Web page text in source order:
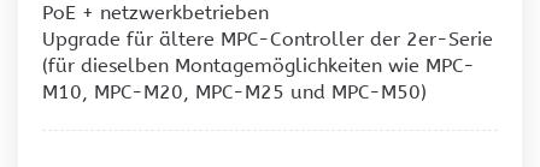
PoE + netzwerkbetrieben
Upgrade für ältere MPC-Controller der 2er-Serie
(für dieselben Montagemöglichkeiten wie MPC-
M10, MPC-M20, MPC-M25 und MPC-M50)